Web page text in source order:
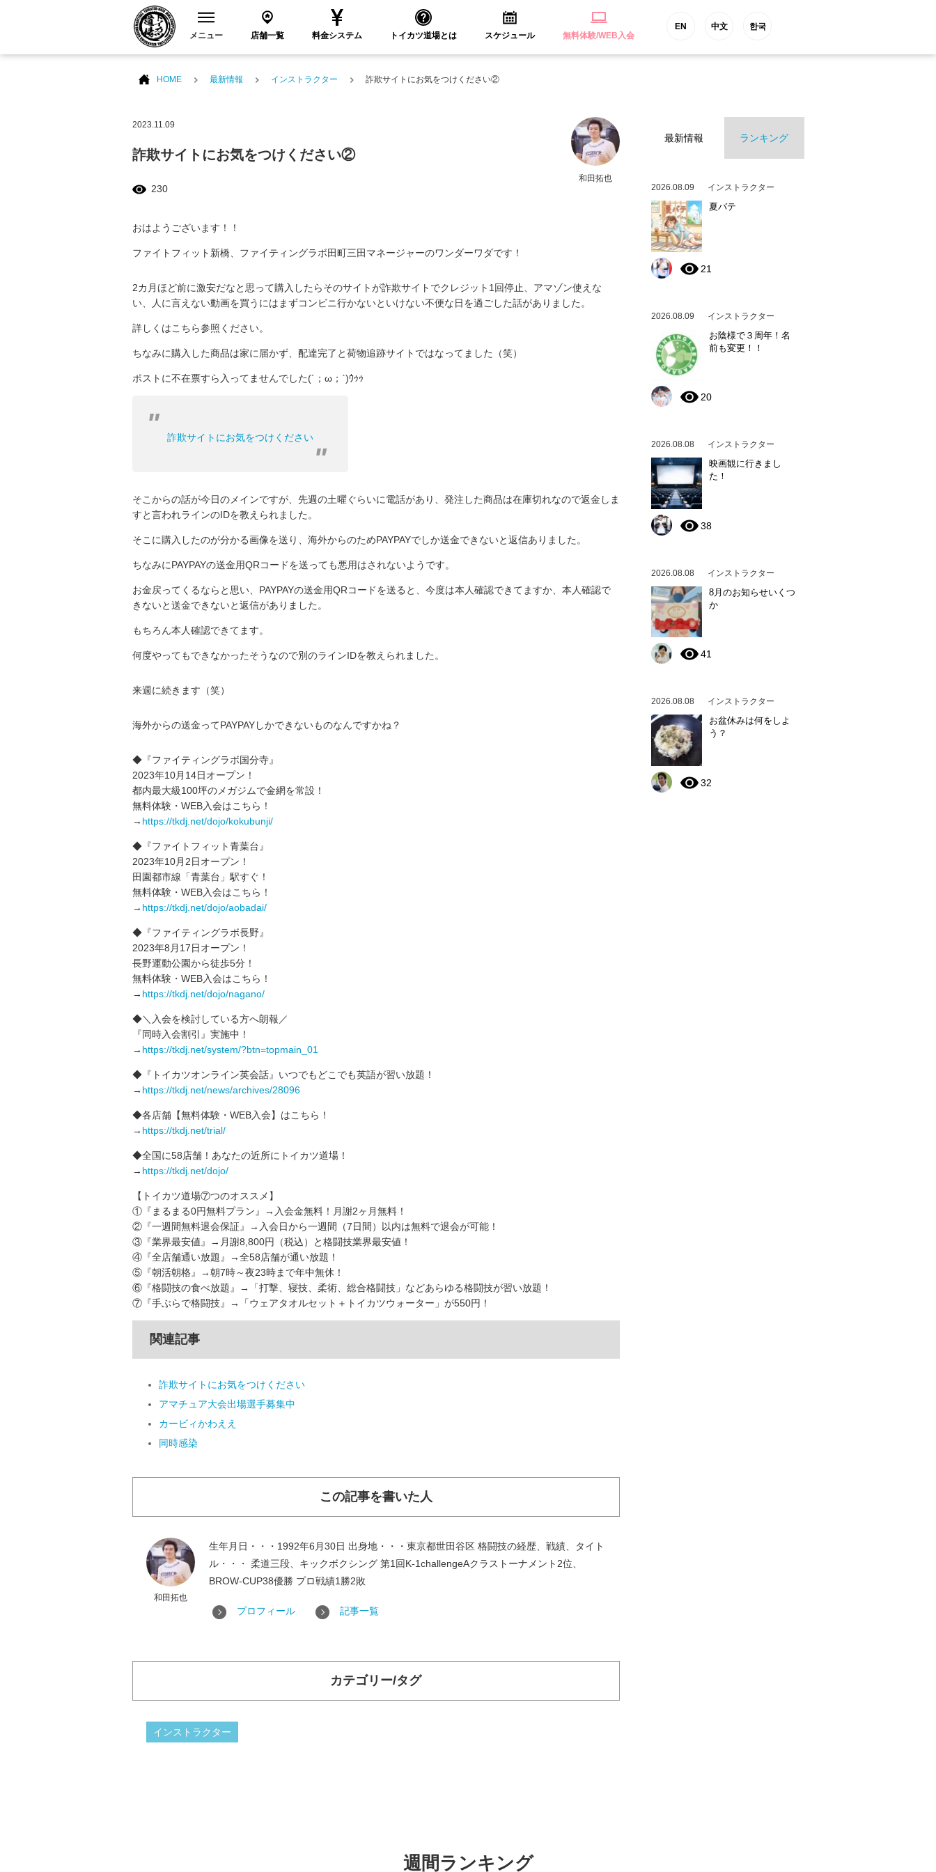
メニュー 店舗一覧 料金システム トイカツ道場とは スケジュール 無料体験/WEB入会
EN 中文 한국
HOME 最新情報 インストラクター 詐欺サイトにお気をつけください②
和田拓也
2023.11.09
詐欺サイトにお気をつけください②
230
おはようございます！！
ファイトフィット新橋、ファイティングラボ田町三田マネージャーのワンダーワダです！
2カ月ほど前に激安だなと思って購入したらそのサイトが詐欺サイトでクレジット1回停止、アマゾン使えな
い、人に言えない動画を買うにはまずコンビニ行かないといけない不便な日を過ごした話がありました。
詳しくはこちら参照ください。
ちなみに購入した商品は家に届かず、配達完了と荷物追跡サイトではなってました（笑）
ポストに不在票すら入ってませんでした(´；ω；`)ｳｩｩ
詐欺サイトにお気をつけください
そこからの話が今日のメインですが、先週の土曜ぐらいに電話があり、発注した商品は在庫切れなので返金しま
すと言われラインのIDを教えられました。
そこに購入したのが分かる画像を送り、海外からのためPAYPAYでしか送金できないと返信ありました。
ちなみにPAYPAYの送金用QRコードを送っても悪用はされないようです。
お金戻ってくるならと思い、PAYPAYの送金用QRコードを送ると、今度は本人確認できてますか、本人確認で
きないと送金できないと返信がありました。
もちろん本人確認できてます。
何度やってもできなかったそうなので別のラインIDを教えられました。
来週に続きます（笑）
海外からの送金ってPAYPAYしかできないものなんですかね？
◆『ファイティングラボ国分寺』
2023年10月14日オープン！
都内最大級100坪のメガジムで金網を常設！
無料体験・WEB入会はこちら！
→ https://tkdj.net/dojo/kokubunji/
◆『ファイトフィット青葉台』
2023年10月2日オープン！
田園都市線「青葉台」駅すぐ！
無料体験・WEB入会はこちら！
→ https://tkdj.net/dojo/aobadai/
◆『ファイティングラボ長野』
2023年8月17日オープン！
長野運動公園から徒歩5分！
無料体験・WEB入会はこちら！
→ https://tkdj.net/dojo/nagano/
◆＼入会を検討している方へ朗報／
『同時入会割引』実施中！
→ https://tkdj.net/system/?btn=topmain_01
◆『トイカツオンライン英会話』いつでもどこでも英語が習い放題！
→ https://tkdj.net/news/archives/28096
◆各店舗【無料体験・WEB入会】はこちら！
→ https://tkdj.net/trial/
◆全国に58店舗！あなたの近所にトイカツ道場！
→ https://tkdj.net/dojo/
【トイカツ道場⑦つのオススメ】
①『まるまる0円無料プラン』→入会金無料！月謝2ヶ月無料！
②『一週間無料退会保証』→入会日から一週間（7日間）以内は無料で退会が可能！
③『業界最安値』→月謝8,800円（税込）と格闘技業界最安値！
④『全店舗通い放題』→全58店舗が通い放題！
⑤『朝活朝格』→朝7時～夜23時まで年中無休！
⑥『格闘技の食べ放題』→「打撃、寝技、柔術、総合格闘技」などあらゆる格闘技が習い放題！
⑦『手ぶらで格闘技』→「ウェアタオルセット＋トイカツウォーター」が550円！
関連記事
詐欺サイトにお気をつけください
アマチュア大会出場選手募集中
カービィかわええ
同時感染
この記事を書いた人
和田拓也
生年月日・・・1992年6月30日 出身地・・・東京都世田谷区 格闘技の経歴、戦績、タイト
ル・・・ 柔道三段、キックボクシング 第1回K-1challengeAクラストーナメント2位、
BROW-CUP38優勝 プロ戦績1勝2敗
プロフィール 記事一覧
カテゴリー/タグ
インストラクター
最新情報 ランキング
2026.08.09 インストラクター
夏バテ
21
2026.08.09 インストラクター
お陰様で３周年！名
前も変更！！
20
2026.08.08 インストラクター
映画観に行きまし
た！
38
2026.08.08 インストラクター
8月のお知らせいくつ
か
41
2026.08.08 インストラクター
お盆休みは何をしよ
う？
32
週間ランキング